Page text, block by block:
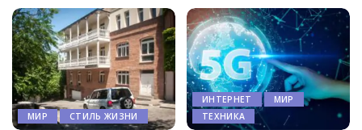
МИР СТИЛЬ ЖИЗНИ
ИНТЕРНЕТ
МИР
ТЕХНИКА